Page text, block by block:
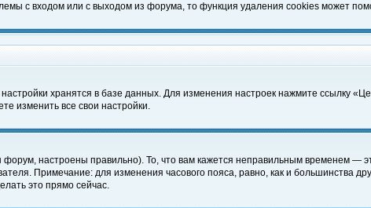
с входом или с выходом из форума, то функция удаления cookies может
хранятся в базе данных. Для изменения настроек нажмите ссылку
изменить все свои настройки.
настроены правильно). То, что вам кажется неправильным временем —
Примечание: для изменения часового пояса, равно, как и большинства
это прямо сейчас.